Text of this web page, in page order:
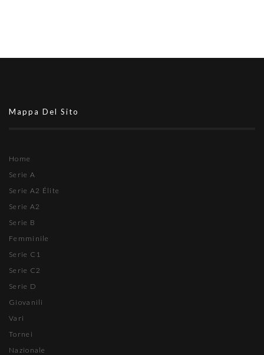
Mappa Del Sito
Home
Serie A
Serie A2 Élite
Serie A2
Serie B
Femminile
Serie C1
Serie C2
Serie D
Giovanili
Vari
Tornei
Nazionale